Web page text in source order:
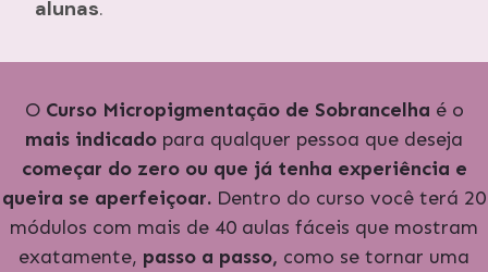
alunas.
O Curso Micropigmentação de Sobrancelha é o
mais indicado para qualquer pessoa que deseja
começar do zero ou que já tenha experiência e
queira se aperfeiçoar. Dentro do curso você terá 20
módulos com mais de 40 aulas fáceis que mostram
exatamente, passo a passo, como se tornar uma